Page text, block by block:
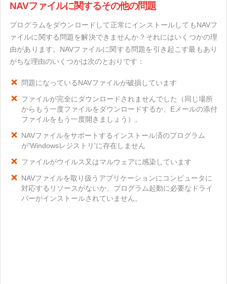
NAVファイルに関するその他の問題
プログラムをダウンロードして正常にインストールしてもNAVフ
ァイルに関する問題を解決できませんか？それにはいくつかの理
由があります。NAVファイルに関する問題を引き起こす最もあり
がちな理由のいくつかは次のとおりです：
問題になっているNAVファイルが破損しています
ファイルが完全にダウンロードされませんでした（同じ場所
からもう一度ファイルをダウンロードするか、Eメールの添付
ファイルをもう一度開きましょう）。
NAVファイルをサポートするインストール済のプログラム
が'Windowsレジストリ'に存在しません
ファイルがウイルス又はマルウェアに感染しています
NAVファイルを取り扱うアプリケーションにコンピュータに
対応するリソースがないか、プログラム起動に必要なドライ
バーがインストールされていません。